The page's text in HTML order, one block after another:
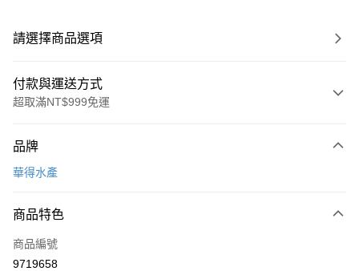
請選擇商品選項
付款與運送方式
超取滿NT$999免運
信用卡一次付款
Apple Pay
街口支付
品牌
華得水產
商品特色
商品編號
9719658